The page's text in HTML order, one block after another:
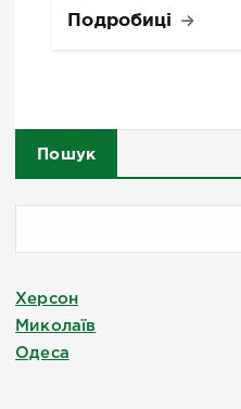
Подробиці
Пошук
Херсон
Миколаїв
Одеса